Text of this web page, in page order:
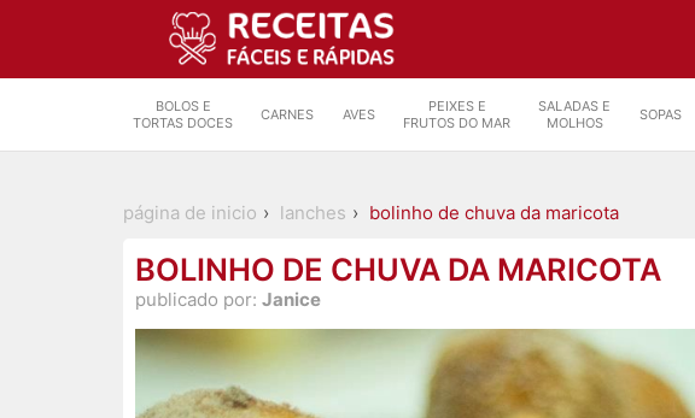
BOLOS E
TORTAS DOCES
CARNES AVES
PEIXES E
FRUTOS DO MAR
SALADAS E
MOLHOS
SOPAS
página de inicio lanches bolinho de chuva da maricota
BOLINHO DE CHUVA DA MARICOTA
publicado por: Janice